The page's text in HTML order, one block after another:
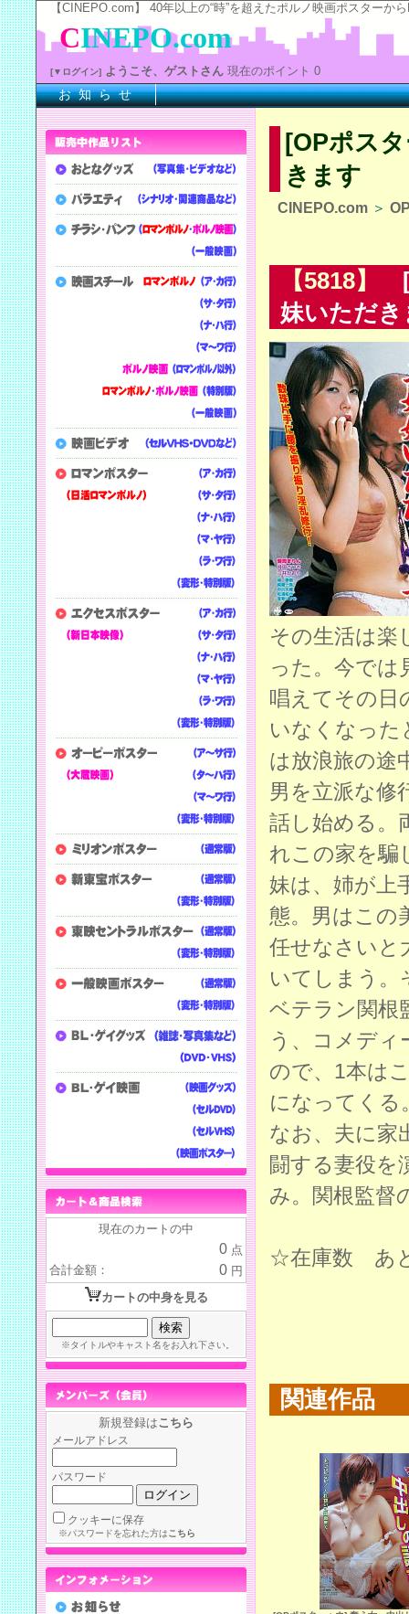
【CINEPO.com】 40年以上の“時”を超えたポルノ映画ポスター
[OPポス
きます
CINEPO.com ＞
【5818】
妹いただき
その生活は楽
った。今では
唱えてその日
いなくなった
は放浪旅の途
男を立派な修
話し始める。
れこの家を騙
妹は、姉が上
態。男はこの
任せなさいと
いてしまう
ベテラン関根
う、コメディ
ので、1本は
になってくる
なお、夫に家
闘する妻役を
み。関根監督
☆在庫数 あ
関連作品
現在のカートの中
0 点
合計金額：
0 円
カートの中身を見る
※タイトルやキャスト名をお入れ下さい。
新規登録はこちら
メールアドレス
パスワード
クッキーに保存
※パスワードを忘れた方はこちら
※
CINEPO.com
[▼ログイン] ようこそ、ゲストさん 現在のポイント 0
お 知 ら せ